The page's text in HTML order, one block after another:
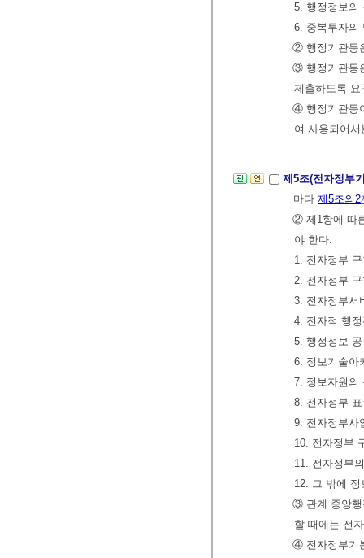
5. 행정정보의
6. 중복투자의
② 행정기관등
③ 행정기관등
제출하도록
④ 행정기관등
여 사용되어
제5조(전자정부
마다 제5조의2
② 제1항에 따
야 한다.
1. 전자정부
2. 전자정부
3. 전자정부서
4. 전자적 행
5. 행정정보
6. 정보기술아
7. 정보자원의
8. 전자정부
9. 전자정부사
10. 전자정부
11. 전자정부
12. 그 밖에
③ 관계 중앙
할 때에는 전
④ 전자정부기